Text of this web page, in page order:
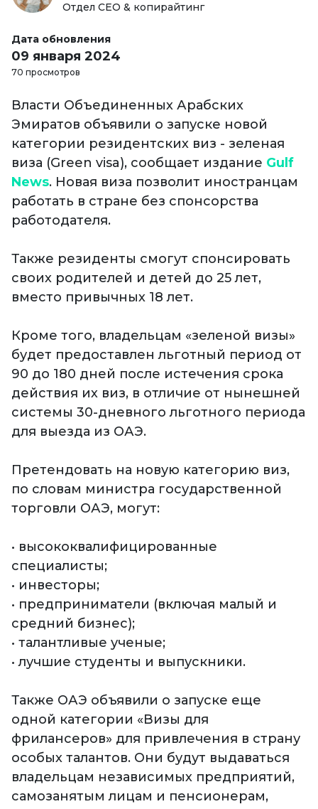
Отдел СЕО & копирайтинг
Дата обновления
09 января 2024
70 просмотров
Власти Объединенных Арабских
Эмиратов объявили о запуске новой
категории резидентских виз - зеленая
виза (Green visa), сообщает издание Gulf
News. Новая виза позволит иностранцам
работать в стране без спонсорства
работодателя.
Также резиденты смогут спонсировать
своих родителей и детей до 25 лет,
вместо привычных 18 лет.
Кроме того, владельцам «зеленой визы»
будет предоставлен льготный период от
90 до 180 дней после истечения срока
действия их виз, в отличие от нынешней
системы 30-дневного льготного периода
для выезда из ОАЭ.
Претендовать на новую категорию виз,
по словам министра государственной
торговли ОАЭ, могут:
• высококвалифицированные
специалисты;
• инвесторы;
• предприниматели (включая малый и
средний бизнес);
• талантливые ученые;
• лучшие студенты и выпускники.
Также ОАЭ объявили о запуске еще
одной категории «Визы для
фрилансеров» для привлечения в страну
особых талантов. Они будут выдаваться
владельцам независимых предприятий,
самозанятым лицам и пенсионерам,